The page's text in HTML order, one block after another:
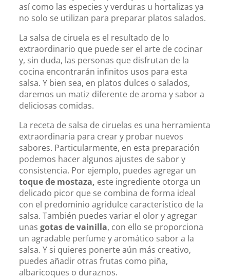
así como las especies y verduras u hortalizas ya
no solo se utilizan para preparar platos salados.
La salsa de ciruela es el resultado de lo
extraordinario que puede ser el arte de cocinar
y, sin duda, las personas que disfrutan de la
cocina encontrarán infinitos usos para esta
salsa. Y bien sea, en platos dulces o salados,
daremos un matiz diferente de aroma y sabor a
deliciosas comidas.
La receta de salsa de ciruelas es una herramienta
extraordinaria para crear y probar nuevos
sabores. Particularmente, en esta preparación
podemos hacer algunos ajustes de sabor y
consistencia. Por ejemplo, puedes agregar un
toque de mostaza, este ingrediente otorga un
delicado picor que se combina de forma ideal
con el predominio agridulce característico de la
salsa. También puedes variar el olor y agregar
unasgotas de vainilla, con ello se proporciona
un agradable perfume y aromático sabor a la
salsa. Y si quieres ponerte aún más creativo,
puedes añadir otras frutas como piña,
albaricoques o duraznos.